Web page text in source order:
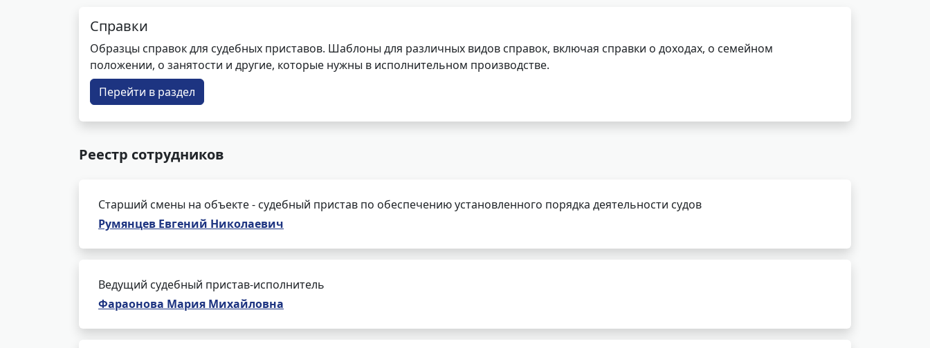
Справки
Образцы справок для судебных приставов. Шаблоны для различных видов справок, включая справки о доходах, о семейном
положении, о занятости и другие, которые нужны в исполнительном производстве.
Перейти в раздел
Реестр сотрудников
Старший смены на объекте - судебный пристав по обеспечению установленного порядка деятельности судов
Румянцев Евгений Николаевич
Ведущий судебный пристав-исполнитель
Фараонова Мария Михайловна